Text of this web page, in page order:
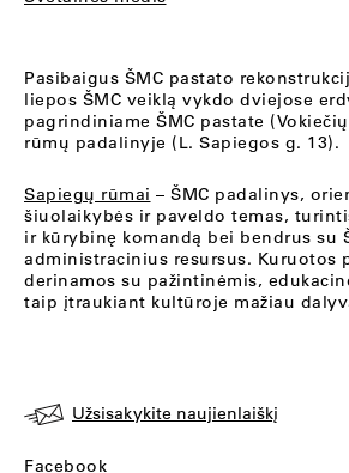
Pasibaigus ŠMC pastato
liepos ŠMC veiklą vykdo dviejose
pagrindiniame ŠMC pastate
rūmų padalinyje (L. Sapiegos g. 13).
Sapiegų rūmai – ŠMC padalinys,
šiuolaikybės ir paveldo temas,
ir kūrybinę komandą bei bendrus su
administracinius resursus. Kuruotos
derinamos su pažintinėmis,
taip įtraukiant kultūroje mažiau
Užsisakykite naujienlaiškį
Facebook